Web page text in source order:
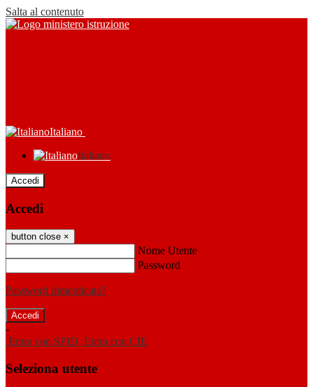
Salta al contenuto
Italiano
Italiano
Accedi
Accedi
button close ×
Nome Utente
Password
Password dimenticata?
-
Entra con SPID Entra con CIE
Seleziona utente